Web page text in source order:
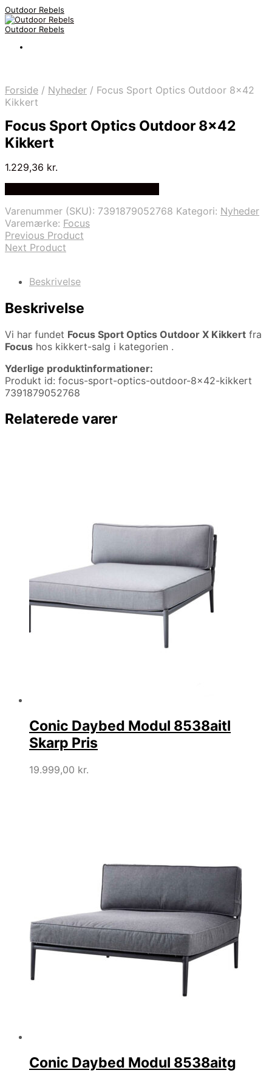
Outdoor Rebels
Outdoor Rebels
Forside / Nyheder / Focus Sport Optics Outdoor 8×42
Kikkert
Focus Sport Optics Outdoor 8×42
Kikkert
1.229,36 kr.
Varenummer (SKU): 7391879052768 Kategori: Nyheder
Varemærke: Focus
Previous Product
Next Product
Beskrivelse
Beskrivelse
Vi har fundet Focus Sport Optics Outdoor X Kikkert fra
Focus hos kikkert-salg i kategorien .
Yderlige produktinformationer:
Produkt id: focus-sport-optics-outdoor-8×42-kikkert
7391879052768
Relaterede varer
Conic Daybed Modul 8538aitl
Skarp Pris
19.999,00 kr.
Conic Daybed Modul 8538aitg